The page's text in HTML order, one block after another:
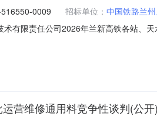
0009 招标单位： 中国铁路兰
术有限责任公司2026年兰新高铁各站、
、采购人名称：兰州兰铁信息技术有限
营维修通用料竞争性谈判(公